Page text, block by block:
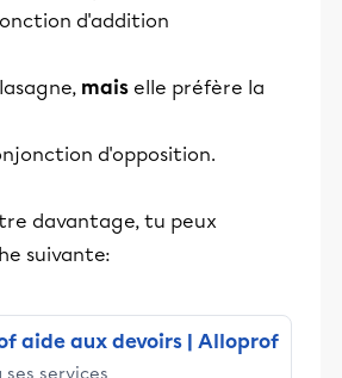
d'addition
mais elle préfère la
d'opposition.
davantage, tu peux
suivante:
aide aux devoirs | Alloprof
ses services